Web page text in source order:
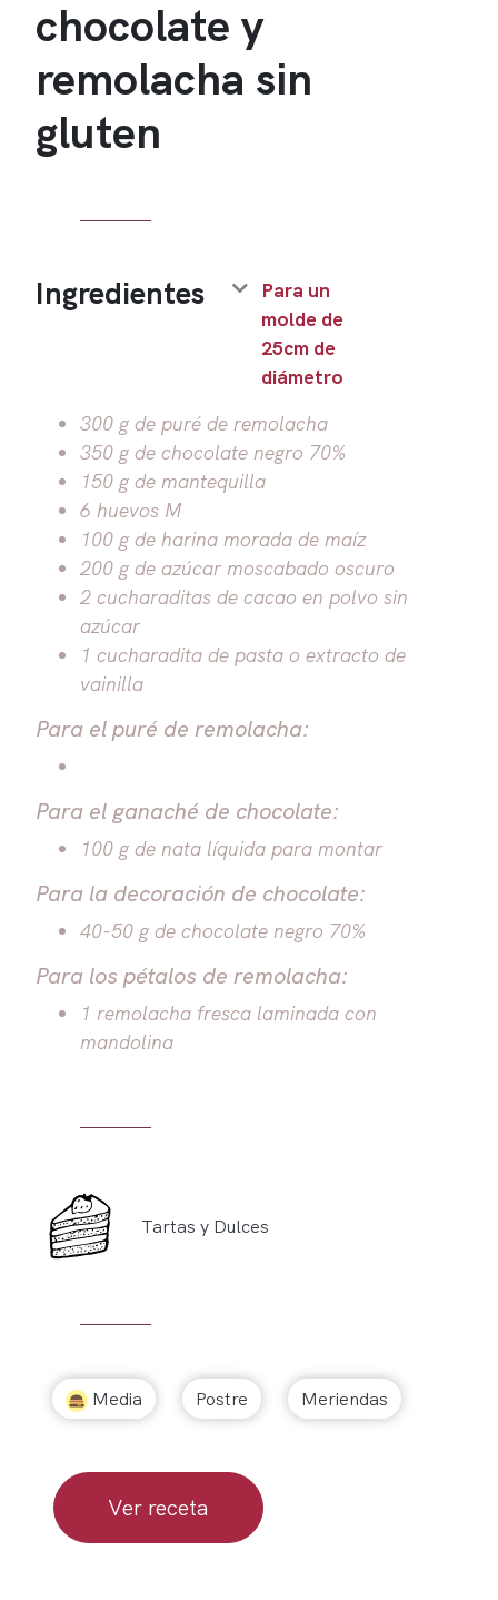
chocolate y
remolacha sin
gluten
Ingredientes
Para un
molde de
25cm de
diámetro
300 g de puré de remolacha
350 g de chocolate negro 70%
150 g de mantequilla
6 huevos M
100 g de harina morada de maíz
200 g de azúcar moscabado oscuro
2 cucharaditas de cacao en polvo sin
azúcar
1 cucharadita de pasta o extracto de
vainilla
Para el puré de remolacha:
Para el ganaché de chocolate:
100 g de nata líquida para montar
Para la decoración de chocolate:
40-50 g de chocolate negro 70%
Para los pétalos de remolacha:
1 remolacha fresca laminada con
mandolina
Tartas y Dulces
Media Postre Meriendas
Ver receta